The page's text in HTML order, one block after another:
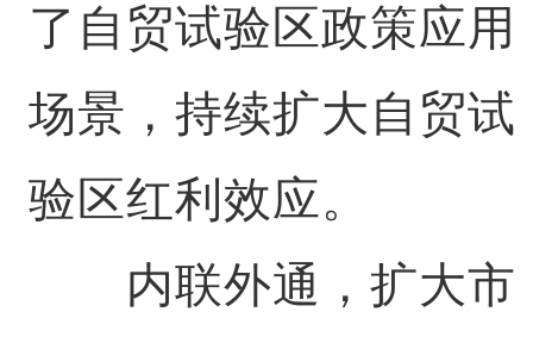
了自贸试验区政策应用
场景，持续扩大自贸试
验区红利效应。
内联外通，扩大市